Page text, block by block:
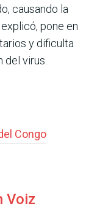
causando la
pone en
y dificulta
virus.
Congo
Voiz